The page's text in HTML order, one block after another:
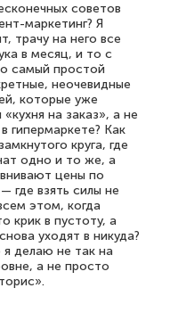
советов
маркетинг? Я
трачу на него все
в месяц, и то с
самый простой
неочевидные
которые уже
на заказ», а не
гипермаркете? Как
круга, где
одно и то же, а
цены по
где взять силы не
этом, когда
крик в пустоту, а
уходят в никуда?
я делаю не так на
а не просто